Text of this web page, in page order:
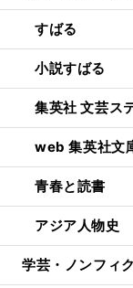
すばる
小説すばる
集英社 文芸ス
web 集英社文
青春と読書
アジア人物史
学芸・ノンフィ